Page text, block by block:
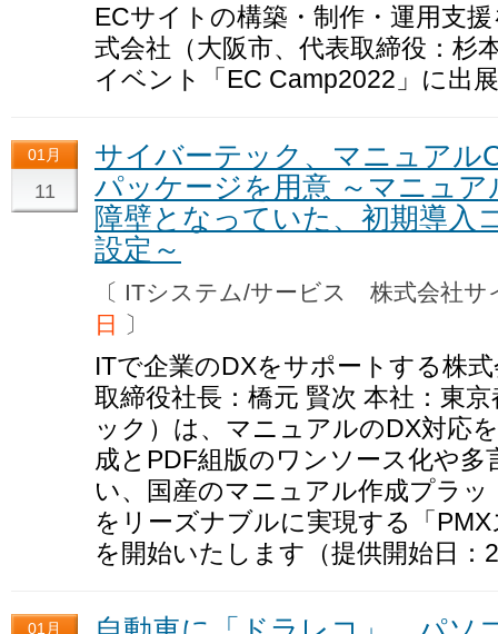
ECサイトの構築・制作・運用支
式会社（大阪市、代表取締役：杉
イベント「EC Camp2022」に出
01月
11
サイバーテック、マニュアル
パッケージを用意 ～マニュ
障壁となっていた、初期導入
設定～
〔 ITシステム/サービス 株式会社
日
〕
ITで企業のDXをサポートする株
取締役社長：橋元 賢次 本社：東
ック）は、マニュアルのDX対応
成とPDF組版のワンソース化や
い、国産のマニュアル作成プラ
をリーズナブルに実現する「
を開始いたします（提供開始日：
01月